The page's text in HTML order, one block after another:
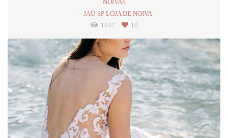
NOIVAS
JAÚ-SP LOJA DE NOIVA
1047
10